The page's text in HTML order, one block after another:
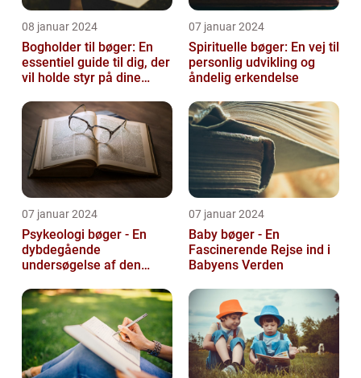
08 januar 2024
Bogholder til bøger: En
essentiel guide til dig, der
vil holde styr på dine
07 januar 2024
Spirituelle bøger: En vej til
personlig udvikling og
åndelig erkendelse
07 januar 2024
Psykeologi bøger - En
dybdegående
undersøgelse af den
verden
07 januar 2024
Baby bøger - En
Fascinerende Rejse ind i
Babyens Verden